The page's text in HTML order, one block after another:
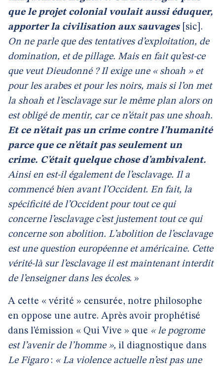
que le projet colonial voulait aussi éduquer,
apporter la civilisation aux sauvages [sic].
On ne parle que des tentatives d’exploitation, de
domination, et de pillage. Mais en fait qu’est-ce
que veut Dieudonné ? Il exige une « shoah » et
pour les arabes et pour les noirs, mais si l’on met
la shoah et l’esclavage sur le même plan alors on
est obligé de mentir, car ce n’était pas une shoah.
Et ce n’était pas un crime contre l’humanité
parce que ce n’était pas seulement un
crime. C’était quelque chose d’ambivalent.
Ainsi en est-il également de l’esclavage. Il a
commencé bien avant l’Occident. En fait, la
spécificité de l’Occident pour tout ce qui
concerne l’esclavage c’est justement tout ce qui
concerne son abolition. L’abolition de l’esclavage
est une question européenne et américaine. Cette
vérité-là sur l’esclavage il est maintenant interdit
de l’enseigner dans les écoles. »
A cette « vérité » censurée, notre philosophe
en oppose une autre. Après avoir prophétisé
dans l’émission « Qui Vive » que « le pogrome
est l’avenir de l’homme », il diagnostique dans
Le Figaro: « La violence actuelle n’est pas une